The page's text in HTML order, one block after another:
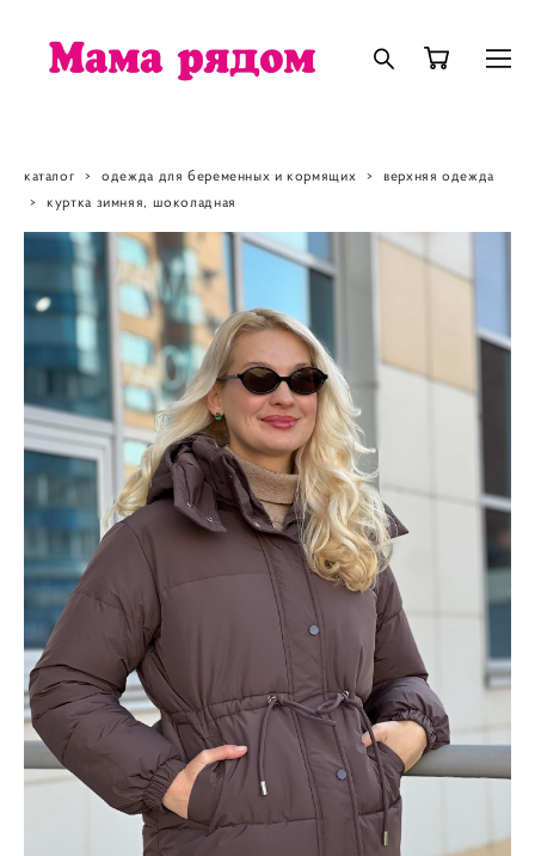
каталог > одежда для беременных и кормящих >
верхняя одежда
>
куртка зимняя, шоколадная